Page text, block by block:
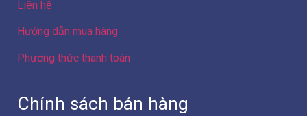
Liên hệ
Hướng dẫn mua hàng
Phương thức thanh toán
Chính sách bán hàng